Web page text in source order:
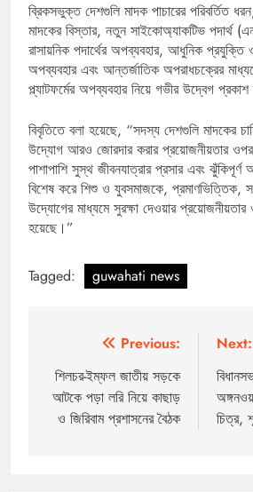
ব্রিকসভুক্ত দেশগুলি মাদক পাচারের পরিবর্তিত
মাদকের বিস্তার, নতুন সাইকোঅ্যাকটিভ পদার্থ
রাসায়নিক পদার্থের অপব্যবহার, আধুনিক প্রযুক্তি
অপব্যবহার এবং আন্তর্জাতিক অপরাধচক্রের
প্ল্যাটফর্মের অপব্যবহার নিয়ে গভীর উদ্বেগ
বিবৃতিতে বলা হয়েছে, “সদস্য দেশগুলি মাদকের
উদ্যোগ আরও জোরদার করার প্রয়োজনীয়তার
পাশাপাশি সুস্থ জীবনযাত্রার প্রসার এবং ঝুঁকিপূর্ণ
বিশেষ করে শিশু ও যুবসমাজকে, প্রমাণভিত্তিক,
উদ্যোগের মাধ্যমে সুরক্ষা দেওয়ার
হয়েছে।”
Tagged: guwahati news
navigation
Previous:
শিলচর-ইম্ফল জাতীয় সড়কে
আটকে পড়া লরি নিয়ে কাছাড়
ও জিরিবাম প্রশাসনের বৈঠক
Next:
চিত্র,